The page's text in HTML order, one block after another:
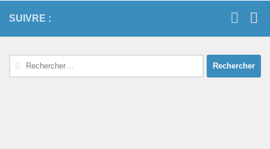
SUIVRE :
Rechercher :